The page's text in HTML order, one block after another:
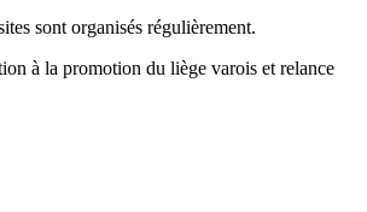
sont organisés régulièrement.
à la promotion du liège varois et relance